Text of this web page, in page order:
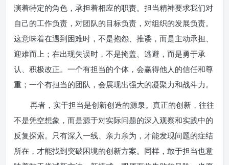
演着特定的角色，承担着相应的职责。担当精神要求我们对
自己的工作负责，对团队的目标负责，对组织的发展负责。
这意味着在遇到困难时，不是抱怨、推诿，而是主动承担、
迎难而上；在出现失误时，不是掩盖、逃避，而是勇于承
认、积极改正。一个有担当的个体，会赢得他人的信任和尊
重；一个有担当的团队，会展现出强大的凝聚力和战斗力。
再者，实干担当是创新创造的源泉。真正的创新，往往
不是凭空想象，而是源于对实际问题的深入观察和实践中的
反复探索。只有深入一线、亲力亲为，才能发现问题的症结
所在，才能找到突破困境的创新方案。同样，敢于担当也意